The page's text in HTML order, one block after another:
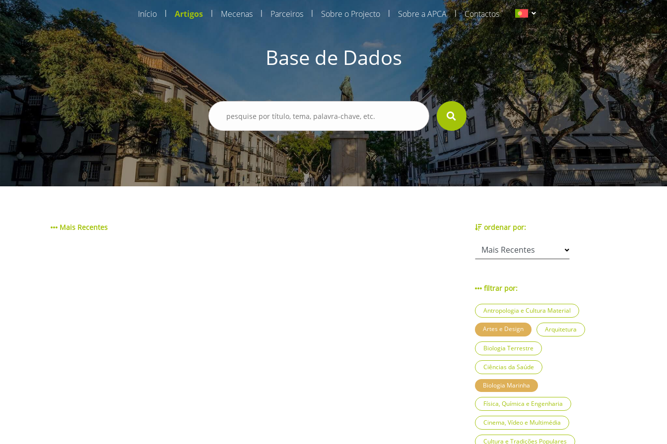
Início | Artigos | Mecenas | Parceiros | Sobre o Projecto | Sobre a APCA | Contactos
Base de Dados
Mais Recentes ordenar por:
filtrar por:
Antropologia e Cultura Material
Artes e Design Arquitetura
Biologia Terrestre
Ciências da Saúde
Biologia Marinha
Física, Química e Engenharia
Cinema, Vídeo e Multimédia
Cultura e Tradições Populares